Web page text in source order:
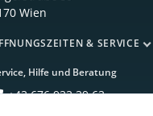
Wien
& SERVICE
Hilfe und Beratung
+43 676 933 39 63